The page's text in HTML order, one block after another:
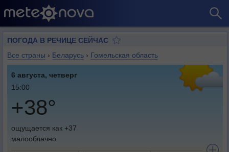
ПОГОДА В РЕЧИЦЕ СЕЙЧАС
Все страны › Беларусь › Гомельская область
6 августа, четверг
15:00
+38°
ощущается как +37
малооблачно